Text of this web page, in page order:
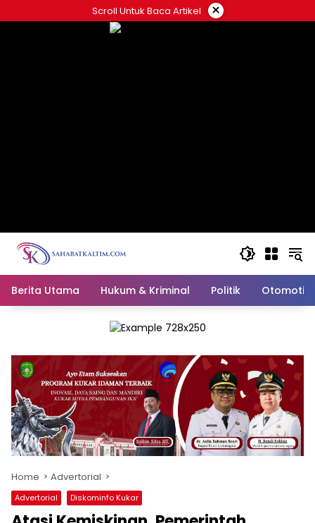
to
Scroll Untuk Baca Artikel ×
Berita Utama Hukum & Kriminal Politik Otomotif
Home Advertorial
Advertorial Diskominfo Kukar